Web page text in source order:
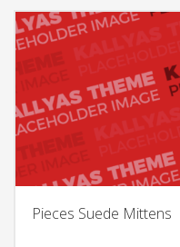
Aenean ultricies mi vitae
est. Mauris placerat
eleifend leo.
Pieces Suede Mittens